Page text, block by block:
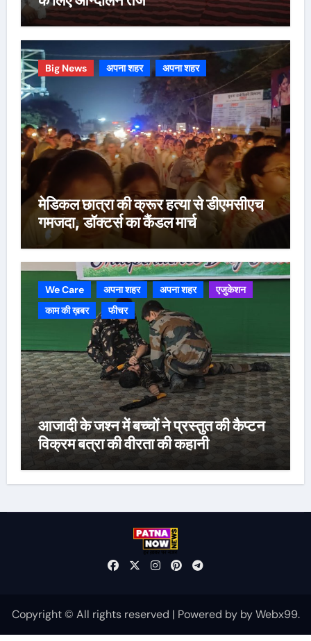
Big News अपना शहर अपना शहर
मेडिकल छात्रा की क्रूर हत्या से डीएमसीएच
गमजदा, डॉक्टर्स का कैंडल मार्च
We Care अपना शहर अपना शहर
एजुकेशन
काम की ख़बर
फीचर
आजादी के जश्न में बच्चों ने प्रस्तुत की कैप्टन
विक्रम बत्रा की वीरता की कहानी
Copyright © All rights reserved | Powered by byWebx99.